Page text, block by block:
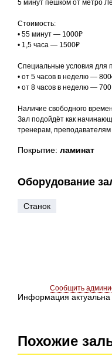
5 минут пешком от метро
Стоимость:
• 55 минут — 1000₽
• 1,5 часа — 1500₽
Специальные условия для
• от 5 часов в неделю —
• от 8 часов в неделю — 700
Наличие свободного
Зал подойдёт как
тренерам, преподавателям
Покрытие: ламинат
Оборудование
Станок
Сообщить
Информация актуальна
Похожие